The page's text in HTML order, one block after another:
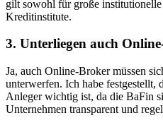
⁤gilt sowohl für große
Kreditinstitute.
3. Unterliegen auch
Ja, auch‌ Online-Broker ⁢müssen
unterwerfen. Ich habe festgestellt,
Anleger wichtig ist, da die‍ BaFin
Unternehmen transparent und